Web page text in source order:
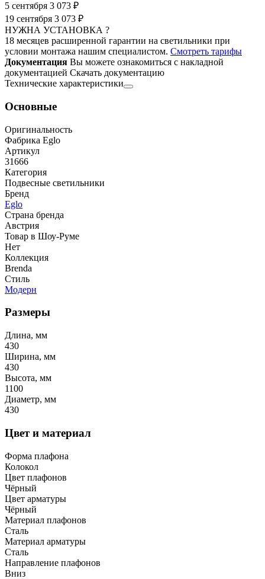
5 сентября 3 073 ₽
19 сентября 3 073 ₽
НУЖНА УСТАНОВКА ?
18 месяцев расширенной гарантии на светильники при
условии монтажа нашим специалистом. Смотреть тарифы
Документация Вы можете ознакомиться с накладной
документацией Скачать документацию
Технические характеристики
Основные
Оригинальность
Фабрика Eglo
Артикул
31666
Категория
Подвесные светильники
Бренд
Eglo
Страна бренда
Австрия
Товар в Шоу-Руме
Нет
Коллекция
Brenda
Стиль
Модерн
Размеры
Длина, мм
430
Ширина, мм
430
Высота, мм
1100
Диаметр, мм
430
Цвет и материал
Форма плафона
Колокол
Цвет плафонов
Чёрный
Цвет арматуры
Чёрный
Материал плафонов
Сталь
Материал арматуры
Сталь
Направление плафонов
Вниз